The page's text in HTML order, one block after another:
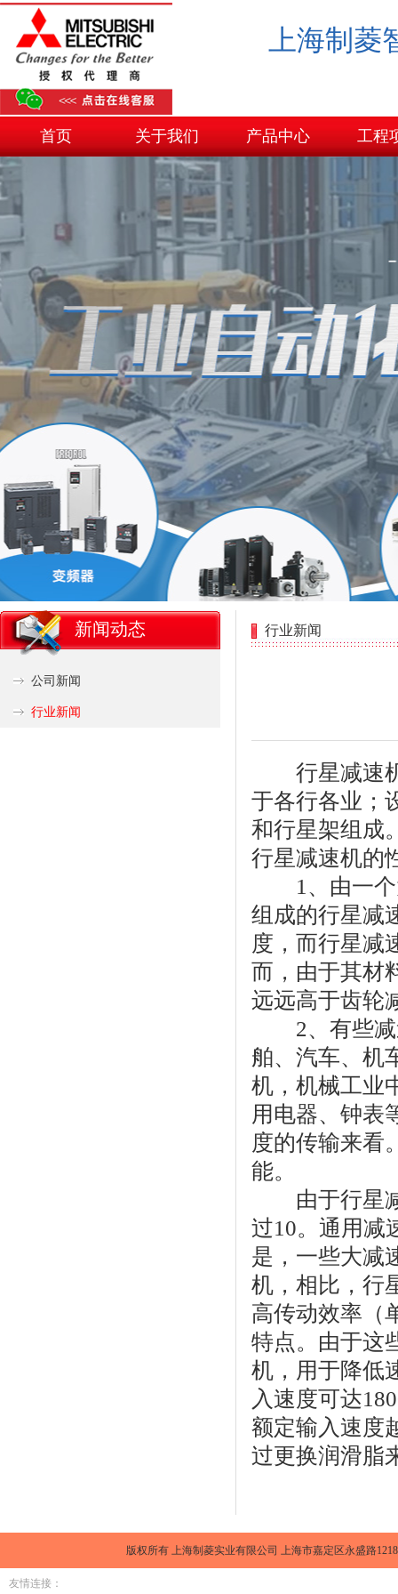
上海制
首页 关于我们 产品中心 工程
新闻动态
公司新闻
行业新闻
行业新闻
行星减速机
于各行各业；
和行星架组成
行星减速机的
1、由一个
组成的行星减
度，而行星减
而，由于其材
远远高于齿轮
2、有些减
舶、汽车、机
机，机械工业
用电器、钟表
度的传输来看
能。
由于行星减
过10。通用减
是，一些大减
机，相比，行
高传动效率（
特点。由于这
机，用于降低
入速度可达
额定输入速度
过更换润滑脂
版权所有 上海制菱实业有限公司 上海市嘉定区永盛路
友情连接：